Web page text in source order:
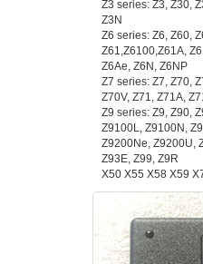
Z3 series: Z3, Z30,
Z3N
Z6 series: Z6, Z60,
Z61,Z6100,Z61A,
Z6Ae, Z6N, Z6NP
Z7 series: Z7, Z70,
Z70V, Z71, Z71A,
Z9 series: Z9, Z90,
Z9100L, Z9100N,
Z9200Ne, Z9200U,
Z93E, Z99, Z9R
X50 X55 X58 X59